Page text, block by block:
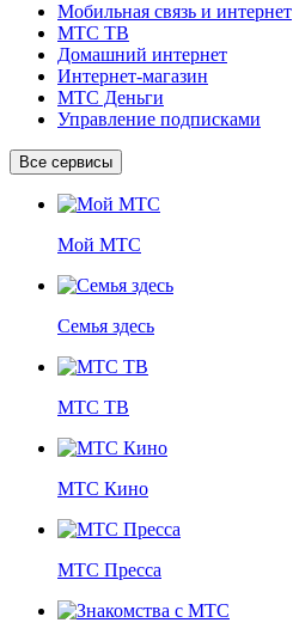
Мобильная связь и интернет
МТС ТВ
Домашний интернет
Интернет-магазин
МТС Деньги
Управление подписками
Все сервисы
Мой МТС
Семья здесь
МТС ТВ
МТС Кино
МТС Пресса